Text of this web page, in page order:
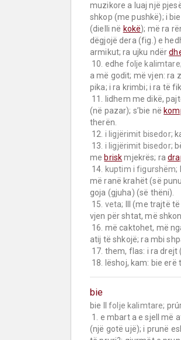
muzikore a luaj një
shkop (me pushkë); i
(dielli në kokë); më ra
dëgjojë dera (fig.) e
armikut; ra ujku ndër
10. edhe folje kalimtare;
a më godit; më vjen: ra
pika; i ra krimbi; i ra të
(në pazar); s’bie në
therën.
12. i ligjërimit bisedor;
13. i ligjërimit bisedor;
me brisk mjekrës; ra
14. kuptim i figurshëm;
më ranë krahët (së
goja (gjuha) (së thëni).
15. veta; III (me trajtë
vjen për shtat, më
atij të shkojë; ra mbi
18. lëshoj, kam: bie erë
bie
bie II folje kalimtare;
(një gotë ujë); i prunë